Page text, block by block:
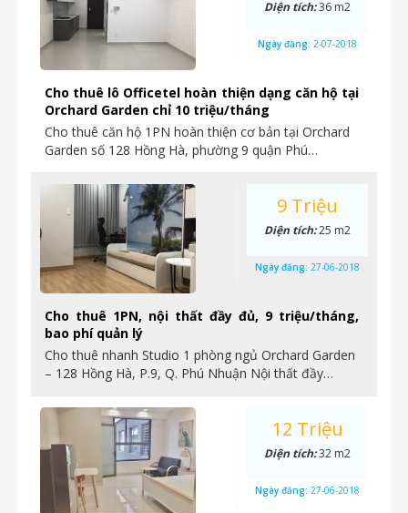
Cho thuê lô Officetel hoàn thiện dạng căn hộ tại
Orchard Garden chỉ 10 triệu/tháng
Cho thuê căn hộ 1PN hoàn thiện cơ bản tại Orchard
Garden số 128 Hồng Hà, phường 9 quận Phú…
Diện tích:36 m2
Ngày đăng: 2-07-2018
Cho thuê 1PN, nội thất đầy đủ, 9 triệu/tháng,
bao phí quản lý
Cho thuê nhanh Studio 1 phòng ngủ Orchard Garden
– 128 Hồng Hà, P.9, Q. Phú Nhuận Nội thất đầy…
9 Triệu
Diện tích:25 m2
Ngày đăng: 27-06-2018
12 Triệu
Diện tích:32 m2
Ngày đăng: 27-06-2018